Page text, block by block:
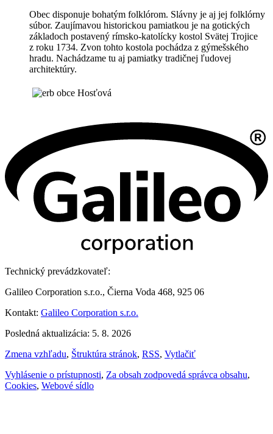
Obec disponuje bohatým folklórom. Slávny je aj jej folklórny
súbor. Zaujímavou historickou pamiatkou je na gotických
základoch postavený rímsko-katolícky kostol Svätej Trojice
z roku 1734. Zvon tohto kostola pochádza z gýmešského
hradu. Nachádzame tu aj pamiatky tradičnej ľudovej
architektúry.
Technický prevádzkovateľ:
Galileo Corporation s.r.o., Čierna Voda 468, 925 06
Kontakt: Galileo Corporation s.r.o.
Posledná aktualizácia: 5. 8. 2026
Zmena vzhľadu, Štruktúra stránok, RSS, Vytlačiť
Vyhlásenie o prístupnosti, Za obsah zodpovedá správca obsahu,
Cookies, Webové sídlo